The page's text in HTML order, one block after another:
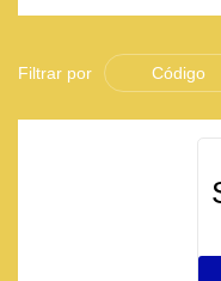
Filtrar por Código